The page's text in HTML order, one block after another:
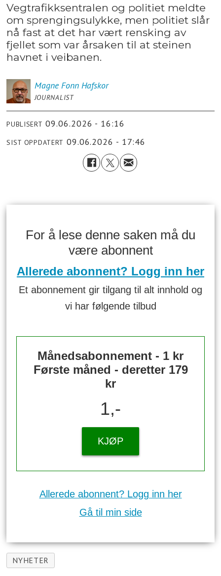
Vegtrafikksentralen og politiet meldte
om sprengingsulykke, men politiet slår
nå fast at det har vært rensking av
fjellet som var årsaken til at steinen
havnet i veibanen.
Magne Fonn Hafskor
JOURNALIST
PUBLISERT 09.06.2026 - 16:16
SIST OPPDATERT 09.06.2026 - 17:46
For å lese denne saken må du
være abonnent
Allerede abonnent? Logg inn her
Et abonnement gir tilgang til alt innhold og
vi har følgende tilbud
Månedsabonnement - 1 kr
Første måned - deretter 179
kr
1,-
KJØP
Allerede abonnent? Logg inn her
Gå til min side
NYHETER